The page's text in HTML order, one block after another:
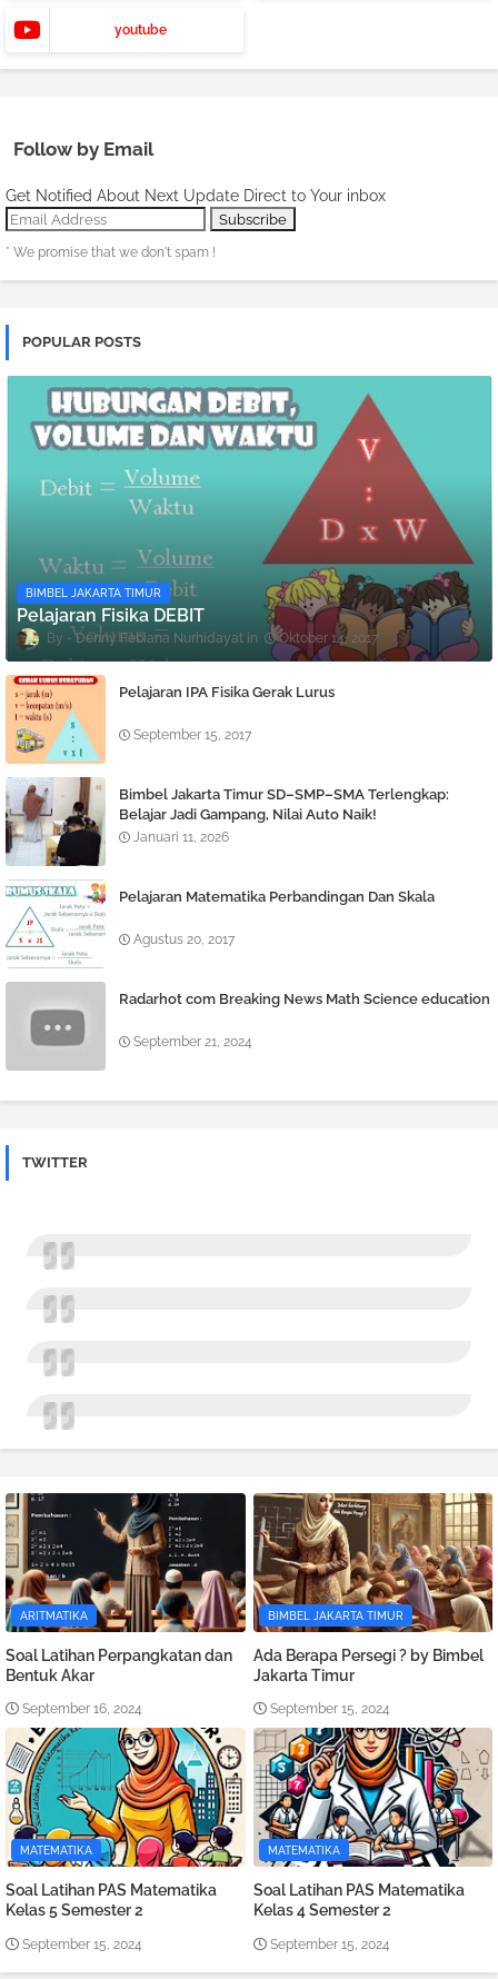
youtube
Follow by Email
Get Notified About Next Update Direct to Your inbox
* We promise that we don't spam !
POPULAR POSTS
BIMBEL JAKARTA TIMUR
Pelajaran Fisika DEBIT
Denny Febiana Nurhidayat Oktober 14, 2017
Pelajaran IPA Fisika Gerak Lurus
September 15, 2017
Bimbel Jakarta Timur SD–SMP–SMA Terlengkap:
Belajar Jadi Gampang, Nilai Auto Naik!
Januari 11, 2026
Pelajaran Matematika Perbandingan Dan Skala
Agustus 20, 2017
Radarhot com Breaking News Math Science education
September 21, 2024
TWITTER
ARITMATIKA
Soal Latihan Perpangkatan dan
Bentuk Akar
September 16, 2024
BIMBEL JAKARTA TIMUR
Ada Berapa Persegi ? by Bimbel
Jakarta Timur
September 15, 2024
MATEMATIKA
Soal Latihan PAS Matematika
Kelas 5 Semester 2
September 15, 2024
MATEMATIKA
Soal Latihan PAS Matematika
Kelas 4 Semester 2
September 15, 2024